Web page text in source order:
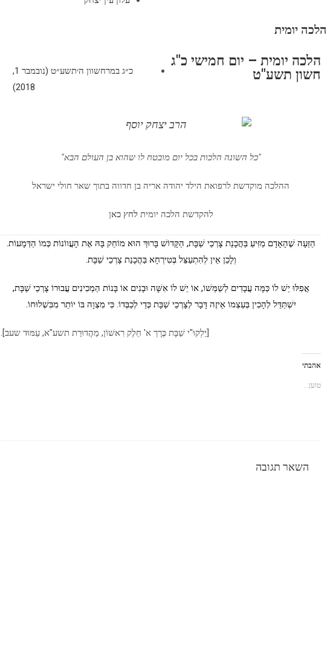
הלכה יומית
הלכה יומית – יום חמישי כ"ג
חשון תשע"ט
כ״ג במרחשוון ה׳תשע״ט (נובמבר 1,
2018)
"כל השונה הלכות בכל יום מובטח לו שהוא בן העולם הבא"
ההלכה מוקדשת לרפואת הילד יהודה אריה בן חדווה בתוך שאר חולי ישראל
להקדשת הלכה יומיתלחץ כאן
הַזֵּעָה שֶׁהָאָדָם מַזִּיעַ בַּהֲכָנַת צָרְכֵי שַׁבָּת, הַקָּדוֹשׁ בָּרוּךְ הוּא מוֹחֵק בָּהּ אֶת הָעֲווֹנוֹת כְּמוֹ הַדְּמָעוֹת.
וְלָכֵן אֵין לְהִתְעַצֵּל בְּטִירְחָא בַּהֲכָנַת צָרְכֵי שַׁבָּת.
אֲפִלּוּ יֵשׁ לוֹ כַּמָּה עֲבָדִים לְשַׁמְּשׁוֹ, אוֹ יֵשׁ לוֹ אִשָּׁה וּבָנִים אוֹ בָּנוֹת הַמְכִינִים עֲבוּרוֹ צָרְכֵי שַׁבָּת,
יִשְׁתַּדֵּל לְהָכִין בְּעַצְמוֹ אֵיזֶה דָּבָר לְצָרְכֵי שַׁבָּת כְּדֵי לְכַבְּדוֹ. כִּי מִצְוָה בּוֹ יוֹתֵר מִבִּשְׁלוּחוֹ.
[יַלְקוּ"י שַׁבָּת כֶּרָך א' חֵלֶק רִאשׁוֹן, מַהֲדוּרַת תשע"א, עַמּוּד שעב].
אהבתי
טוען...
השאר תגובה